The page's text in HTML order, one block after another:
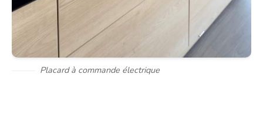
Placard à commande électrique